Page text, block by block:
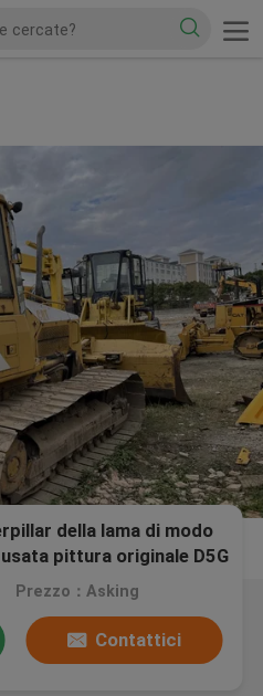
della lama di modo
pittura originale D5G
Prezzo：Asking
Contattici